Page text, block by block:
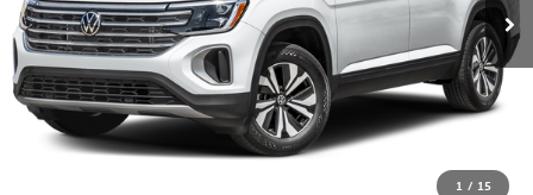
1 / 15